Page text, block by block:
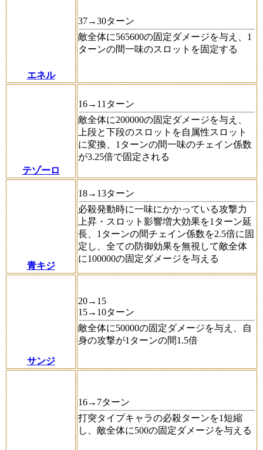
エネル
37→30ターン
敵全体に565600の固定ダメージを与え、1
ターンの間一味のスロットを固定する
テゾーロ
16→11ターン
敵全体に200000の固定ダメージを与え、
上段と下段のスロットを自属性スロット
に変換、1ターンの間一味のチェイン係数
が3.25倍で固定される
青キジ
18→13ターン
必殺発動時に一味にかかっている攻撃力
上昇・スロット影響増大効果を1ターン延
長、1ターンの間チェイン係数を2.5倍に固
定し、全ての防御効果を無視して敵全体
に100000の固定ダメージを与える
サンジ
20→15
15→10ターン
敵全体に50000の固定ダメージを与え、自
身の攻撃が1ターンの間1.5倍
16→7ターン
打突タイプキャラの必殺ターンを1短縮
し、敵全体に500の固定ダメージを与える